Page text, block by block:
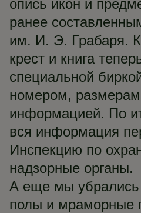
опись икон и
ранее
им. И. Э. Грабаря.
крест и книга
специальной
номером,
информацией. По
вся информация
Инспекцию по
надзорные органы.
А еще мы
полы и мраморные